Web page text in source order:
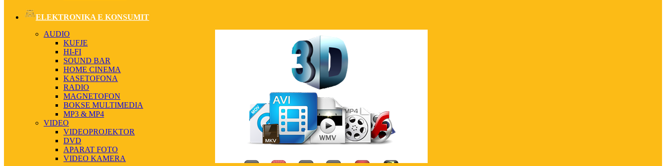
ELEKTRONIKA E KONSUMIT
AUDIO
KUFJE
HI-FI
SOUND BAR
HOME CINEMA
KASETOFONA
RADIO
MAGNETOFON
BOKSE MULTIMEDIA
MP3 & MP4
VIDEO
VIDEOPROJEKTOR
DVD
APARAT FOTO
VIDEO KAMERA